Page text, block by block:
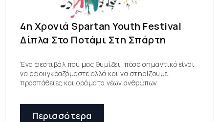
4η Χρονιά Spartan Youth Festival
Δίπλα Στο Ποτάμι Στη Σπάρτη
Ένα φεστιβάλ που μας θυμίζει, πόσο σημαντικό είναι
να αφουγκραζόμαστε αλλά και να στηρίζουμε,
προσπάθειες και οράματα νέων ανθρώπων.
Περισσότερα